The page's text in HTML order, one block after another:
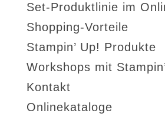
Set-Produktlinie im
Shopping-Vorteile
Stampin’ Up! Produkte
Workshops mit
Kontakt
Onlinekataloge